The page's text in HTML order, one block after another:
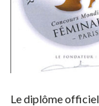
Le diplôme officiel